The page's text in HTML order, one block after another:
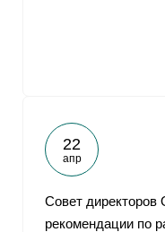
22
апр
Совет
рекомендации по